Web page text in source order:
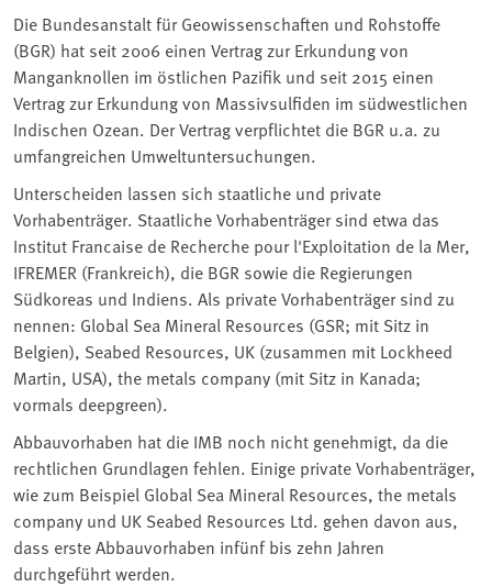
Die Bundesanstalt für Geowissenschaften und Rohstoffe
(BGR) hat seit 2006 einen Vertrag zur Erkundung von
Manganknollen im östlichen Pazifik und seit 2015 einen
Vertrag zur Erkundung von Massivsulfiden im südwestlichen
Indischen Ozean. Der Vertrag verpflichtet die BGR u.a. zu
umfangreichen Umweltuntersuchungen.
Unterscheiden lassen sich staatliche und private
Vorhabenträger. Staatliche Vorhabenträger sind etwa das
Institut Francaise de Recherche pour l'Exploitation de la Mer,
IFREMER (Frankreich), die BGR sowie die Regierungen
Südkoreas und Indiens. Als private Vorhabenträger sind zu
nennen: Global Sea Mineral Resources (GSR; mit Sitz in
Belgien), Seabed Resources, UK (zusammen mit Lockheed
Martin, USA), the metals company (mit Sitz in Kanada;
vormals deepgreen).
Abbauvorhaben hat die IMB noch nicht genehmigt, da die
rechtlichen Grundlagen fehlen. Einige private Vorhabenträger,
wie zum Beispiel Global Sea Mineral Resources, the metals
company und UK Seabed Resources Ltd. gehen davon aus,
dass erste Abbauvorhaben infünf bis zehn Jahren
durchgeführt werden.